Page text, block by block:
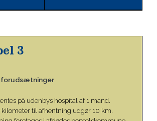
3
forudsætninger
på udenbys hospital af 1 mand.
til afhentning udgør 10 km.